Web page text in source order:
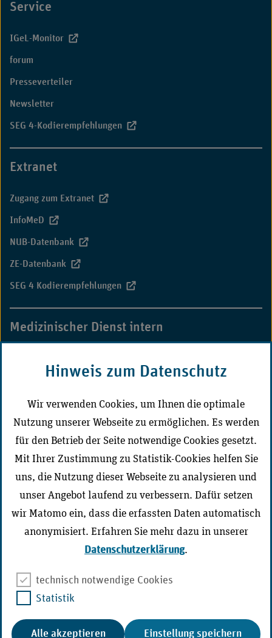
Service
IGeL-Monitor
forum
Presseverteiler
Newsletter
SEG 4-Kodierempfehlungen
Extranet
Zugang zum Extranet
InfoMeD
NUB-Datenbank
ZE-Datenbank
SEG 4 Kodierempfehlungen
Medizinischer Dienst intern
Der Medizinische Dienst vor Ort
Zur Seite wechseln
Cookie-Management Barriere melden
Hinweis zum Datenschutz
Wir verwenden Cookies, um Ihnen die optimale
Nutzung unserer Webseite zu ermöglichen. Es werden
für den Betrieb der Seite notwendige Cookies gesetzt.
Mit Ihrer Zustimmung zu Statistik-Cookies helfen Sie
uns, die Nutzung dieser Webseite zu analysieren und
unser Angebot laufend zu verbessern. Dafür setzen
wir Matomo ein, dass die erfassten Daten automatisch
anonymisiert. Erfahren Sie mehr dazu in unserer
Datenschutzerklärung.
technisch notwendige Cookies
Statistik
Alle akzeptieren Einstellung speichern